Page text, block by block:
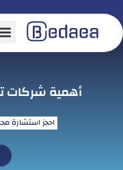
أهمية
احجز استشارة